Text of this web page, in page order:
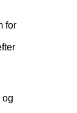
for
og